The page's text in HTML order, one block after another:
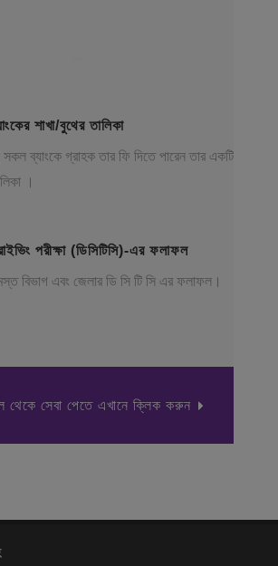
শাখা/বুথের তালিকা
সকল ব্যাংকে গ্রাহক তার ফি দিতে পারেন তার একটি
।
পরীক্ষা (ডিসিটিসি)-এর ফলাফল
বিভাগ এবং জেলার ডি সি টি সি এর ফলাফল।
থেকে সেবা পেতে এখানে ক্লিক করুন